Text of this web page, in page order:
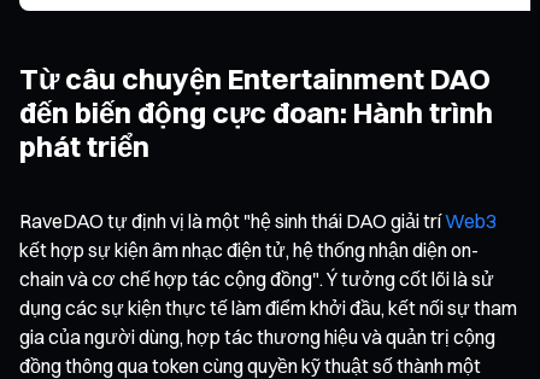
Từ câu chuyện Entertainment DAO
đến biến động cực đoan: Hành trình
phát triển
RaveDAO tự định vị là một "hệ sinh thái DAO giải tríWeb3
kết hợp sự kiện âm nhạc điện tử, hệ thống nhận diện on-
chain và cơ chế hợp tác cộng đồng". Ý tưởng cốt lõi là sử
dụng các sự kiện thực tế làm điểm khởi đầu, kết nối sự tham
gia của người dùng, hợp tác thương hiệu và quản trị cộng
đồng thông qua token cùng quyền kỹ thuật số thành một